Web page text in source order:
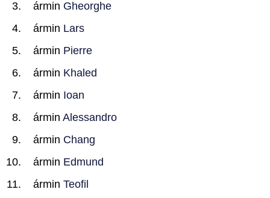
ármin Gheorghe
ármin Lars
ármin Pierre
ármin Khaled
ármin Ioan
ármin Alessandro
ármin Chang
ármin Edmund
ármin Teofil